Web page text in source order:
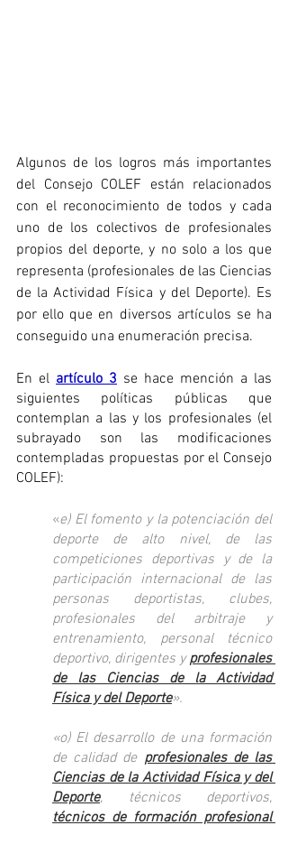
Algunos de los logros más importantes
del Consejo COLEF están relacionados
con el reconocimiento de todos y cada
uno de los colectivos de profesionales
propios del deporte, y no solo a los que
representa (profesionales de las Ciencias
de la Actividad Física y del Deporte). Es
por ello que en diversos artículos se ha
conseguido una enumeración precisa.
En el artículo 3 se hace mención a las
siguientes políticas públicas que
contemplan a las y los profesionales (el
subrayado son las modificaciones
contempladas propuestas por el Consejo
COLEF):
«e) El fomento y la potenciación del
deporte de alto nivel, de las
competiciones deportivas y de la
participación internacional de las
personas deportistas, clubes,
profesionales del arbitraje y
entrenamiento, personal técnico
deportivo, dirigentes y profesionales
de las Ciencias de la Actividad
Física y del Deporte».
«o) El desarrollo de una formación
de calidad de profesionales de las
Ciencias de la Actividad Física y del
Deporte
técnicos de formación profesional